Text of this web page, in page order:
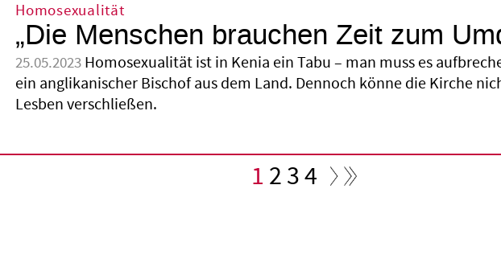
Homosexualität
„Die Menschen brauchen Zeit zum
25.05.2023 Homosexualität ist in Kenia ein Tabu – man muss es
ein anglikanischer Bischof aus dem Land. Dennoch könne die Kirche
Lesben verschließen.
Aktuelle
1 Seite
2Seite
3Seite
4